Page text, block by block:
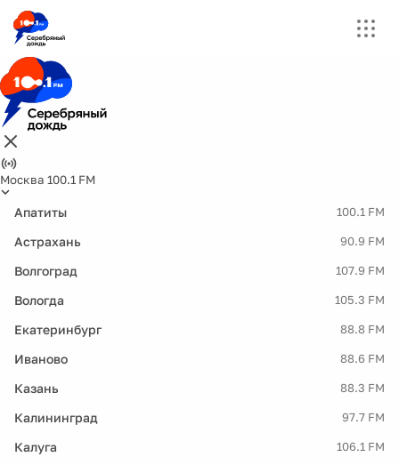
Москва 100.1 FM
Апатиты 100.1 FM
Астрахань 90.9 FM
Волгоград 107.9 FM
Вологда 105.3 FM
Екатеринбург 88.8 FM
Иваново 88.6 FM
Казань 88.3 FM
Калининград 97.7 FM
Калуга 106.1 FM